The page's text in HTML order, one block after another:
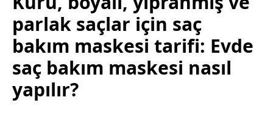
parlak saçlar için saç
bakım maskesi tarifi: Evde
saç bakım maskesi nasıl
yapılır?